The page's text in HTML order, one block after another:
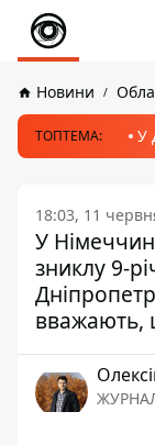
Новини
ТОПТЕМА: У
18:03, 11
У
зниклу 9-
вважають,